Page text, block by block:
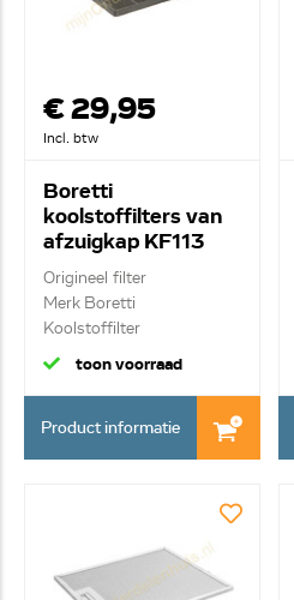
€ 29,95
Incl. btw
Boretti
koolstoffilters van
afzuigkap KF113
Origineel filter
Merk Boretti
Koolstoffilter
toon voorraad
Product informatie